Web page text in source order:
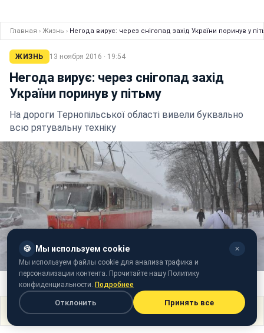
Главная › Жизнь › Негода вирує: через снігопад захід України поринув у
ЖИЗНЬ 13 ноября 2016 · 19:54
Негода вирує: через снігопад захід
України поринув у пітьму
На дороги Тернопільської області вивели буквально
всю рятувальну техніку
Фото: Сніг в Україні (ZN.ua)
Поделиться
🍪 Мы используем cookie ✕
Мы используем файлы cookie для анализа трафика и
персонализации контента. Прочитайте нашу Политику
конфиденциальности. Подробнее
Отклонить Принять все